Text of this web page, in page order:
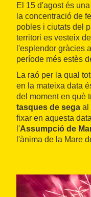
El 15 d'agost és
la concentració de
pobles i ciutats del
territori es vesteix
l'esplendor gràcies
període més estès
La raó per la qual
en la mateixa data
del moment en què
tasques de sega al
fixar en aquesta
l'Assumpció de
l'ànima de la Mare